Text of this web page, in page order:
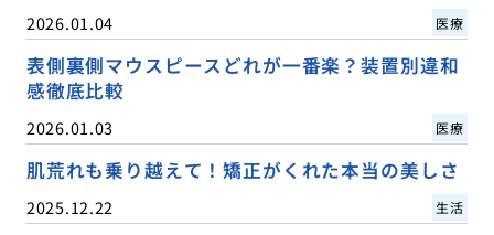
2026.01.04 医療
表側裏側マウスピースどれが一番楽？装置別違和
感徹底比較
2026.01.03 医療
肌荒れも乗り越えて！矯正がくれた本当の美しさ
2025.12.22 生活